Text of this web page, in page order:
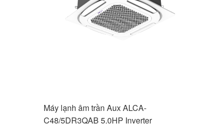
Máy lạnh âm trần Aux ALCA-
C48/5DR3QAB 5.0HP Inverter